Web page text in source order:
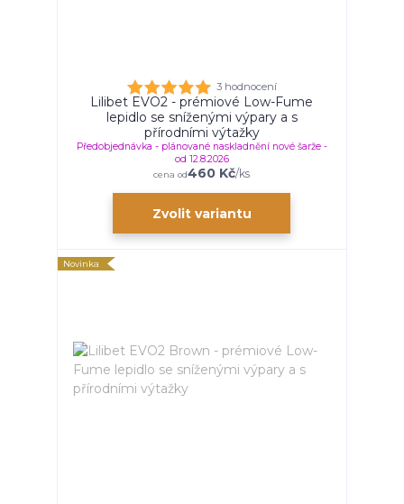
3 hodnocení
Lilibet EVO2 - prémiové Low-Fume
lepidlo se sníženými výpary a s
přírodními výtažky
cena od460 Kč/ks
Předobjednávka - plánované naskladnění nové šarže -
od 12.8.2026
Zvolit variantu
Novinka